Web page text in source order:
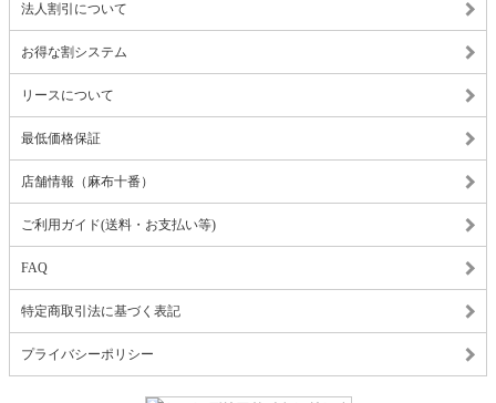
法人割引について
お得な割システム
リースについて
最低価格保証
店舗情報（麻布十番）
ご利用ガイド(送料・お支払い等)
FAQ
特定商取引法に基づく表記
プライバシーポリシー